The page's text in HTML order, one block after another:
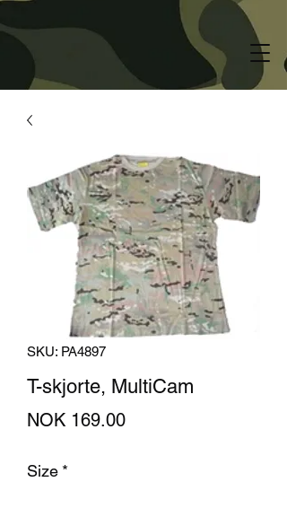
SKU: PA4897
T-skjorte, MultiCam
NOK 169.00Price
Size *